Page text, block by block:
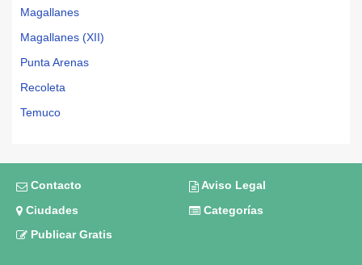
Magallanes
Magallanes (XII)
Punta Arenas
Recoleta
Temuco
Contacto
Aviso Legal
Ciudades
Categorías
Publicar Gratis